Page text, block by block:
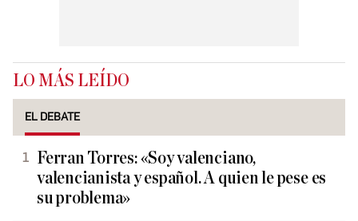
LO MÁS LEÍDO
EL DEBATE
Ferran Torres: «Soy valenciano,
valencianista y español. A quien le pese es
su problema»